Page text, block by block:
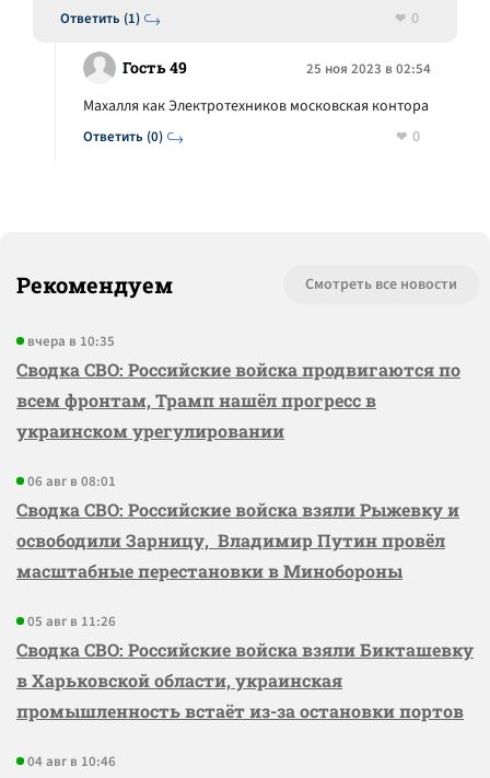
Ответить (1)
0
Гость 49 25 ноя 2023 в 02:54
Ответить (0)
Махалля как Электротехников московская контора
0
Рекомендуем Смотреть все новости
вчера в 10:35
Сводка СВО: Российские войска продвигаются по
всем фронтам, Трамп нашёл прогресс в
украинском урегулировании
06 авг в 08:01
Сводка СВО: Российские войска взяли Рыжевку и
освободили Зарницу, Владимир Путин провёл
масштабные перестановки в Минобороны
05 авг в 11:26
Сводка СВО: Российские войска взяли Бикташевку
в Харьковской области, украинская
промышленность встаёт из-за остановки портов
04 авг в 10:46